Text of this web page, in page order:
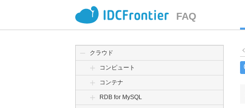
FAQ
クラウド
コンピュート
コンテナ
RDB for MySQL